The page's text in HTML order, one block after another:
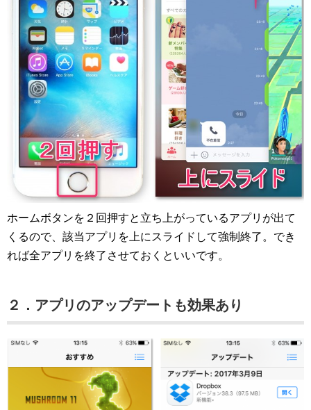
ホームボタンを２回押すと立ち上がっているアプリが出て
くるので、該当アプリを上にスライドして強制終了。でき
れば全アプリを終了させておくといいです。
２．アプリのアップデートも効果あり